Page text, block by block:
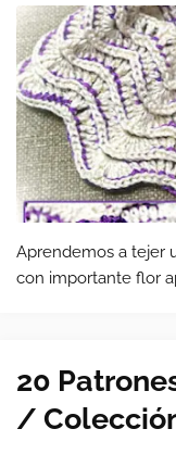
Aprendemos a tejer
con importante flor
20
/